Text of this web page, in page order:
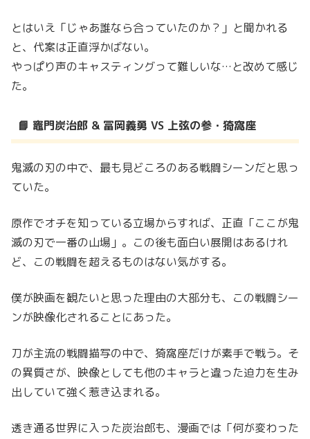
とはいえ「じゃあ誰なら合っていたのか？」と聞かれる
と、代案は正直浮かばない。
やっぱり声のキャスティングって難しいな…と改めて感じ
た。
📘 竈門炭治郎 & 冨岡義勇 VS 上弦の参・猗窩座
鬼滅の刃の中で、最も見どころのある戦闘シーンだと思っ
ていた。
原作でオチを知っている立場からすれば、正直「ここが鬼
滅の刃で一番の山場」。この後も面白い展開はあるけれ
ど、この戦闘を超えるものはない気がする。
僕が映画を観たいと思った理由の大部分も、この戦闘シー
ンが映像化されることにあった。
刀が主流の戦闘描写の中で、猗窩座だけが素手で戦う。そ
の異質さが、映像としても他のキャラと違った迫力を生み
出していて強く惹き込まれる。
透き通る世界に入った炭治郎も、漫画では「何が変わった